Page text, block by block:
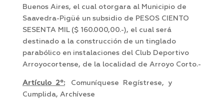
Buenos Aires, el cual otorgara al Municipio de
Saavedra-Pigüé un subsidio de PESOS CIENTO
SESENTA MIL ($ 160.000,00.-), el cual será
destinado a la construcción de un tinglado
parabólico en instalaciones del Club Deportivo
Arroyocortense, de la localidad de Arroyo Corto.-
Artículo 2º:Comuníquese Regístrese, y
Cumplida, Archívese